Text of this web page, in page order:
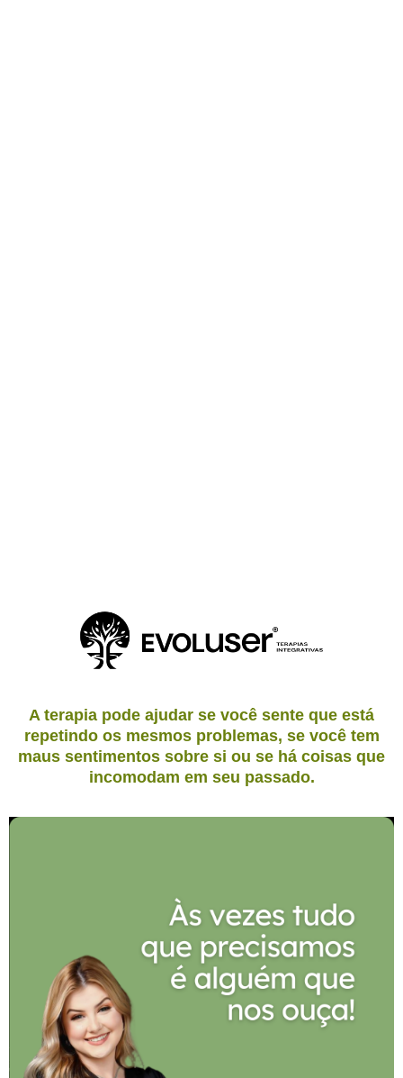
A terapia pode ajudar se você sente que está
repetindo os mesmos problemas, se você tem
maus sentimentos sobre si ou se há coisas que
incomodam em seu passado.